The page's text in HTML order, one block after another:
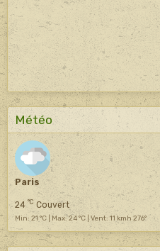
Météo
Paris
24 °C Couvert
Min: 21 °C | Max: 24 °C | Vent: 11 kmh 276°